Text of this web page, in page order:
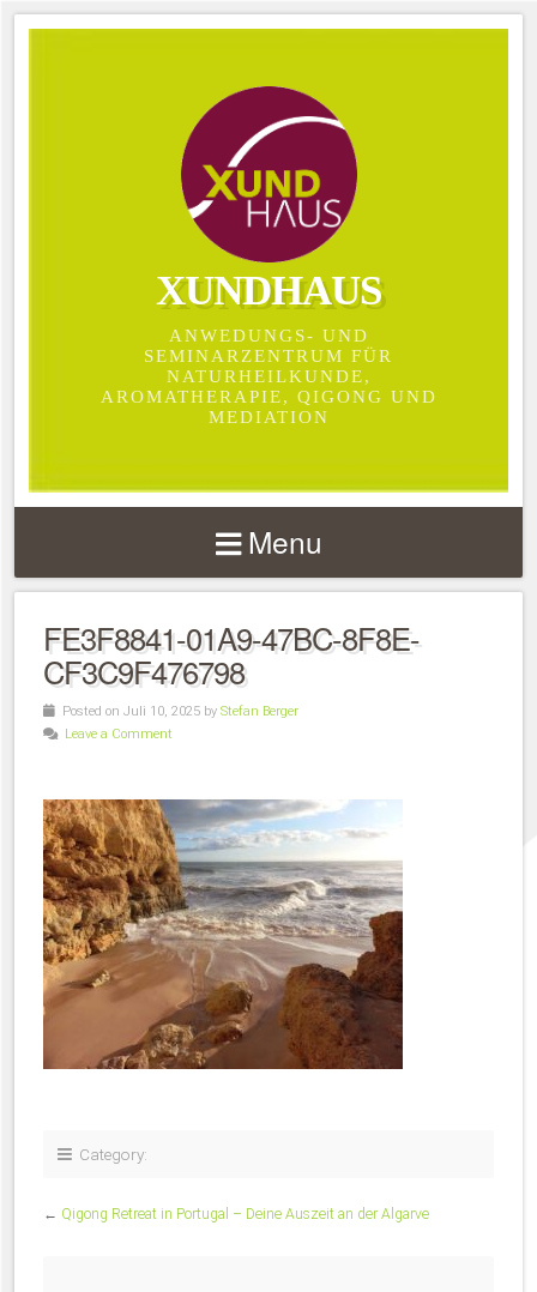
XUNDHAUS
ANWEDUNGS- UND
SEMINARZENTRUM FÜR
NATURHEILKUNDE,
AROMATHERAPIE, QIGONG UND
MEDIATION
Menu
FE3F8841-01A9-47BC-8F8E-
CF3C9F476798
Posted on Juli 10, 2025 by Stefan Berger
Leave a Comment
Category:
← Qigong Retreat in Portugal – Deine Auszeit an der Algarve